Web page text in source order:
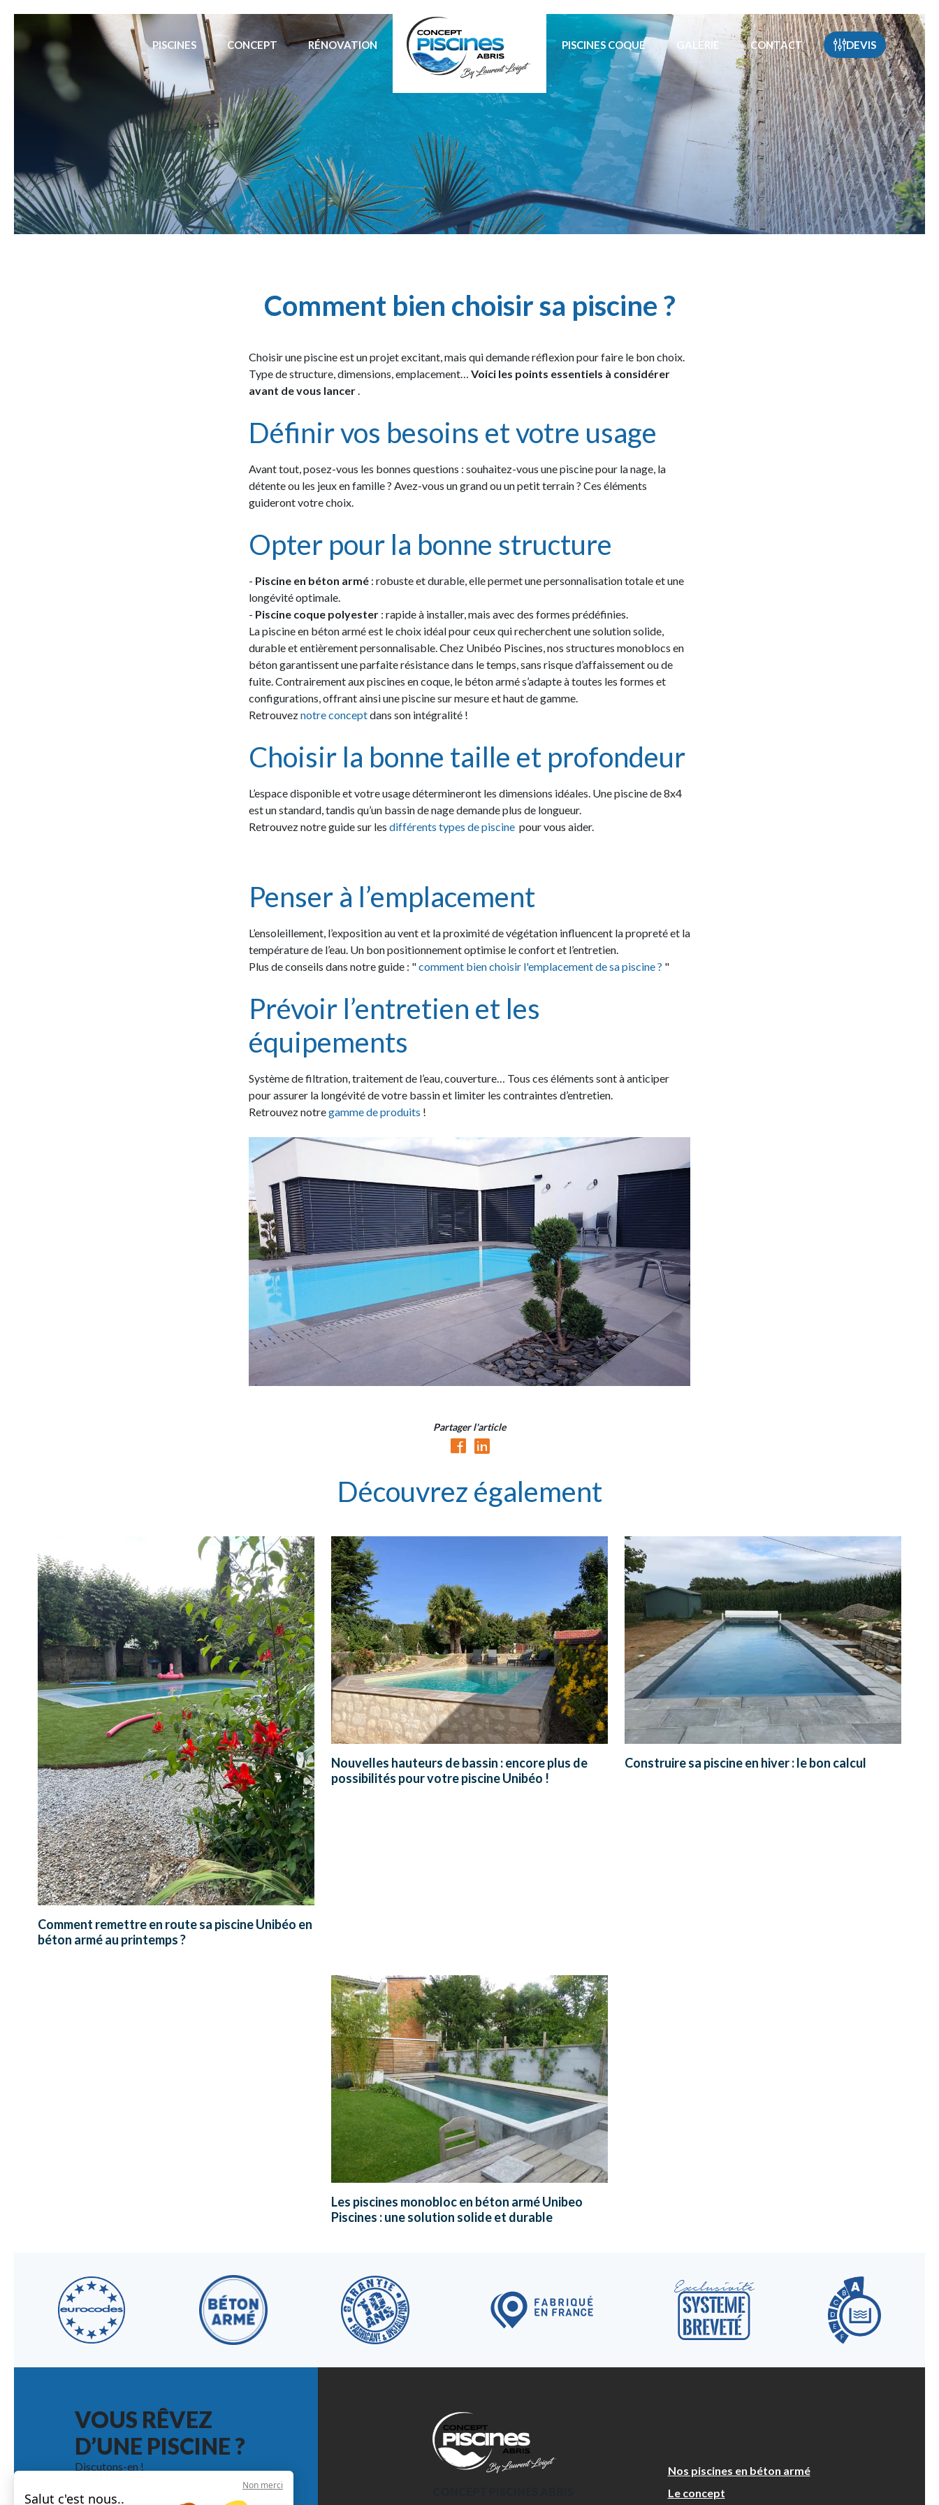
PISCINES CONCEPT RÉNOVATION PISCINES COQUE GALERIE CONTACT DEVIS
Comment bien choisir sa piscine ?
Choisir une piscine est un projet excitant, mais qui demande réflexion pour faire le bon choix.
Type de structure, dimensions, emplacement… Voici les points essentiels à considérer
avant de vous lancer.
Définir vos besoins et votre usage
Avant tout, posez-vous les bonnes questions : souhaitez-vous une piscine pour la nage, la
détente ou les jeux en famille ? Avez-vous un grand ou un petit terrain ? Ces éléments
guideront votre choix.
Opter pour la bonne structure
- Piscine en béton armé : robuste et durable, elle permet une personnalisation totale et une
longévité optimale.
- Piscine coque polyester : rapide à installer, mais avec des formes prédéfinies.
La piscine en béton armé est le choix idéal pour ceux qui recherchent une solution solide,
durable et entièrement personnalisable. Chez Unibéo Piscines, nos structures monoblocs en
béton garantissent une parfaite résistance dans le temps, sans risque d’affaissement ou de
fuite. Contrairement aux piscines en coque, le béton armé s’adapte à toutes les formes et
configurations, offrant ainsi une piscine sur mesure et haut de gamme.
Retrouveznotre conceptdans son intégralité !
Choisir la bonne taille et profondeur
L’espace disponible et votre usage détermineront les dimensions idéales. Une piscine de 8x4
est un standard, tandis qu’un bassin de nage demande plus de longueur.
Retrouvez notre guide sur les différents types de piscine pour vous aider.
Penser à l’emplacement
L’ensoleillement, l’exposition au vent et la proximité de végétation influencent la propreté et la
température de l’eau. Un bon positionnement optimise le confort et l’entretien.
Plus de conseils dans notre guide : "comment bien choisir l'emplacement de sa piscine ? "
Prévoir l’entretien et les
équipements
Système de filtration, traitement de l’eau, couverture… Tous ces éléments sont à anticiper
pour assurer la longévité de votre bassin et limiter les contraintes d’entretien.
Retrouvez notregamme de produits !
Partager l'article
Découvrez également
Comment remettre en route sa piscine Unibéo en
béton armé au printemps ?
Nouvelles hauteurs de bassin : encore plus de
possibilités pour votre piscine Unibéo !
Construire sa piscine en hiver : le bon calcul
Les piscines monobloc en béton armé Unibeo
Piscines : une solution solide et durable
VOUS RÊVEZ
D’UNE PISCINE ?
Discutons-en !
Faire un devis en ligne
Nos piscines en béton armé
Le concept
Non merci
Salut c'est nous..